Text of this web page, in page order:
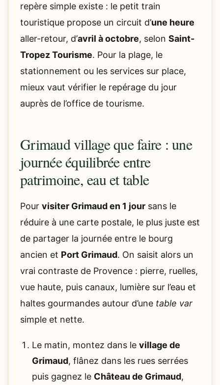
repère simple existe : le petit train
touristique propose un circuit d’une heure
aller-retour, d’avril à octobre, selon Saint-
Tropez Tourisme. Pour la plage, le
stationnement ou les services sur place,
mieux vaut vérifier le repérage du jour
auprès de l’office de tourisme.
Grimaud village que faire : une
journée équilibrée entre
patrimoine, eau et table
Pour visiter Grimaud en 1 jour sans le
réduire à une carte postale, le plus juste est
de partager la journée entre le bourg
ancien et Port Grimaud. On saisit alors un
vrai contraste de Provence : pierre, ruelles,
vue haute, puis canaux, lumière sur l’eau et
haltes gourmandes autour d’une table var
simple et nette.
Le matin, montez dans le village de
Grimaud, flânez dans les rues serrées
puis gagnez le Château de Grimaud,